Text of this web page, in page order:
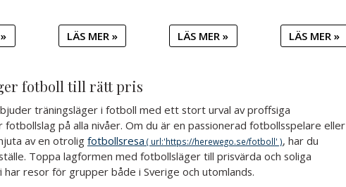
LÄS MER » LÄS MER » LÄS MER »
fotboll till rätt pris
träningsläger i fotboll med ett stort urval av proffsiga
på alla nivåer. Om du är en passionerad fotbollsspelare eller
av en otroligfotbollsresa
, har du
Toppa lagformen med fotbollsläger till prisvärda och soliga
har resor för grupper både i Sverige och utomlands.